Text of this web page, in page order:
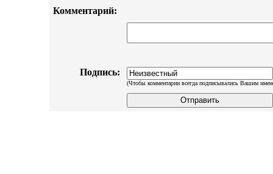
Комментарий:
Подпись:
(Чтобы комментарии всегда подписывались Вашим